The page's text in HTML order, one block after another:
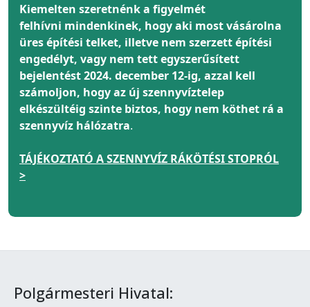
Kiemelten szeretnénk a figyelmét
felhívni mindenkinek, hogy aki most vásárolna
üres építési telket, illetve nem szerzett építési
engedélyt, vagy nem tett egyszerűsített
bejelentést 2024. december 12-ig, azzal kell
számoljon, hogy az új szennyvíztelep
elkészültéig szinte biztos, hogy nem köthet rá a
szennyvíz hálózatra.
TÁJÉKOZTATÓ A SZENNYVÍZ RÁKÖTÉSI STOPRÓL
>
Polgármesteri Hivatal: